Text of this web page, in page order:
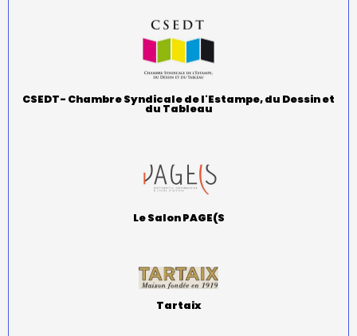
CSEDT- Chambre Syndicale de l'Estampe, du Dessin et
du Tableau
Le Salon PAGE(S
Tartaix